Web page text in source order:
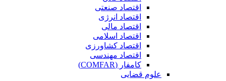
اقتصاد صنعتی
اقتصاد انرژی
اقتصاد مالی
اقتصاد اسلامی
اقتصاد کشاورزی
اقتصاد مهندسی
کامفار (COMFAR)
علوم قضایی